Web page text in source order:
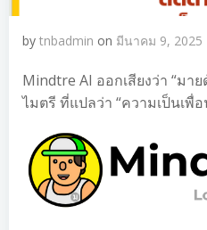
by tnbadmin on มีนาคม 9, 2025
Mindtre AI ออกเสียงว่า “มา
ไมตรี ที่แปลว่า “ความเป็นเพื่